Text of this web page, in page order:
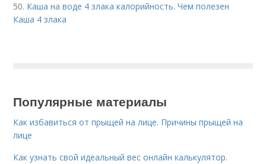
50. Каша на воде 4 злака калорийность. Чем полезен
Каша 4 злака
Популярные материалы
Как избавиться от прыщей на лице. Причины прыщей на
лице
Как узнать свой идеальный вес онлайн калькулятор.